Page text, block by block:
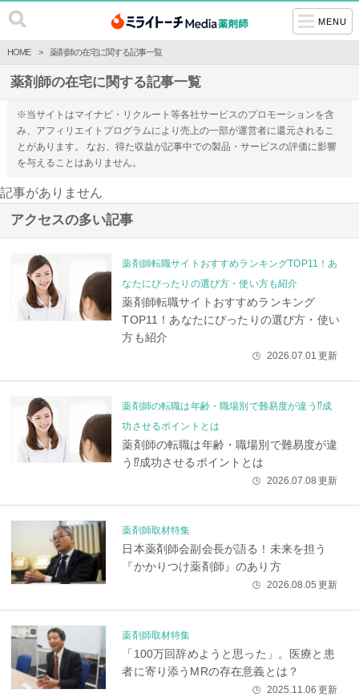
MENU
HOME 薬剤師の在宅に関する記事一覧
薬剤師の在宅に関する記事一覧
※当サイトはマイナビ・リクルート等各社サービスのプロモーションを含
み、アフィリエイトプログラムにより売上の一部が運営者に還元されるこ
とがあります。 なお、得た収益が記事中での製品・サービスの評価に影響
を与えることはありません。
記事がありません
アクセスの多い記事
薬剤師転職サイトおすすめランキングTOP11！あ
なたにぴったりの選び方・使い方も紹介
薬剤師転職サイトおすすめランキング
TOP11！あなたにぴったりの選び方・使い
方も紹介
🕒 2026.07.01 更新
薬剤師の転職は年齢・職場別で難易度が違う⁉成
功させるポイントとは
薬剤師の転職は年齢・職場別で難易度が違
う⁉成功させるポイントとは
🕒 2026.07.08 更新
薬剤師取材特集
日本薬剤師会副会長が語る！未来を担う
『かかりつけ薬剤師』のあり方
🕒 2026.08.05 更新
薬剤師取材特集
「100万回辞めようと思った」。医療と患
者に寄り添うMRの存在意義とは？
🕒 2025.11.06 更新